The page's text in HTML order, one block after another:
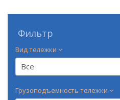
Фильтр
Вид тележки
Все
Грузоподъемность тележки